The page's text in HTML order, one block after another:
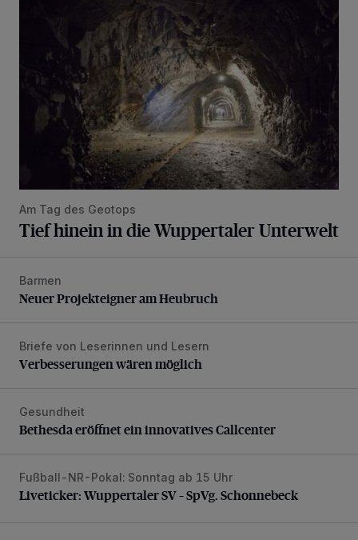
Am Tag des Geotops
Tief hinein in die Wuppertaler Unterwelt
Neuer Projekteigner am Heubruch
Barmen
Neuer Projekteigner am Heubruch
Verbesserungen wären möglich
Briefe von Leserinnen und Lesern
Verbesserungen wären möglich
Bethesda eröffnet ein innovatives Callcenter
Gesundheit
Bethesda eröffnet ein innovatives Callcenter
Liveticker: Wuppertaler SV – SpVg. Schonnebeck
Fußball-NR-Pokal: Sonntag ab 15 Uhr
Liveticker: Wuppertaler SV – SpVg. Schonnebeck